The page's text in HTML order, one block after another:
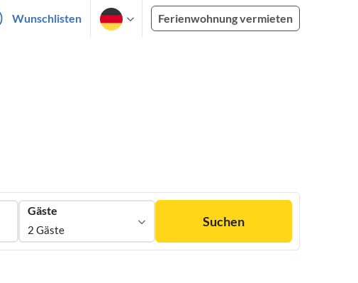
Wunschlisten Ferienwohnung vermieten
Gäste
2 Gäste
Suchen